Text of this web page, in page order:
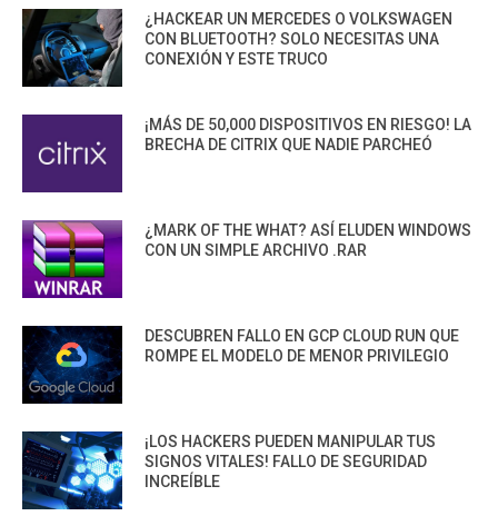
¿HACKEAR UN MERCEDES O VOLKSWAGEN
CON BLUETOOTH? SOLO NECESITAS UNA
CONEXIÓN Y ESTE TRUCO
¡MÁS DE 50,000 DISPOSITIVOS EN RIESGO! LA
BRECHA DE CITRIX QUE NADIE PARCHEÓ
¿MARK OF THE WHAT? ASÍ ELUDEN WINDOWS
CON UN SIMPLE ARCHIVO .RAR
DESCUBREN FALLO EN GCP CLOUD RUN QUE
ROMPE EL MODELO DE MENOR PRIVILEGIO
¡LOS HACKERS PUEDEN MANIPULAR TUS
SIGNOS VITALES! FALLO DE SEGURIDAD
INCREÍBLE